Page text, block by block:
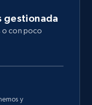
gestionada
o con poco
y